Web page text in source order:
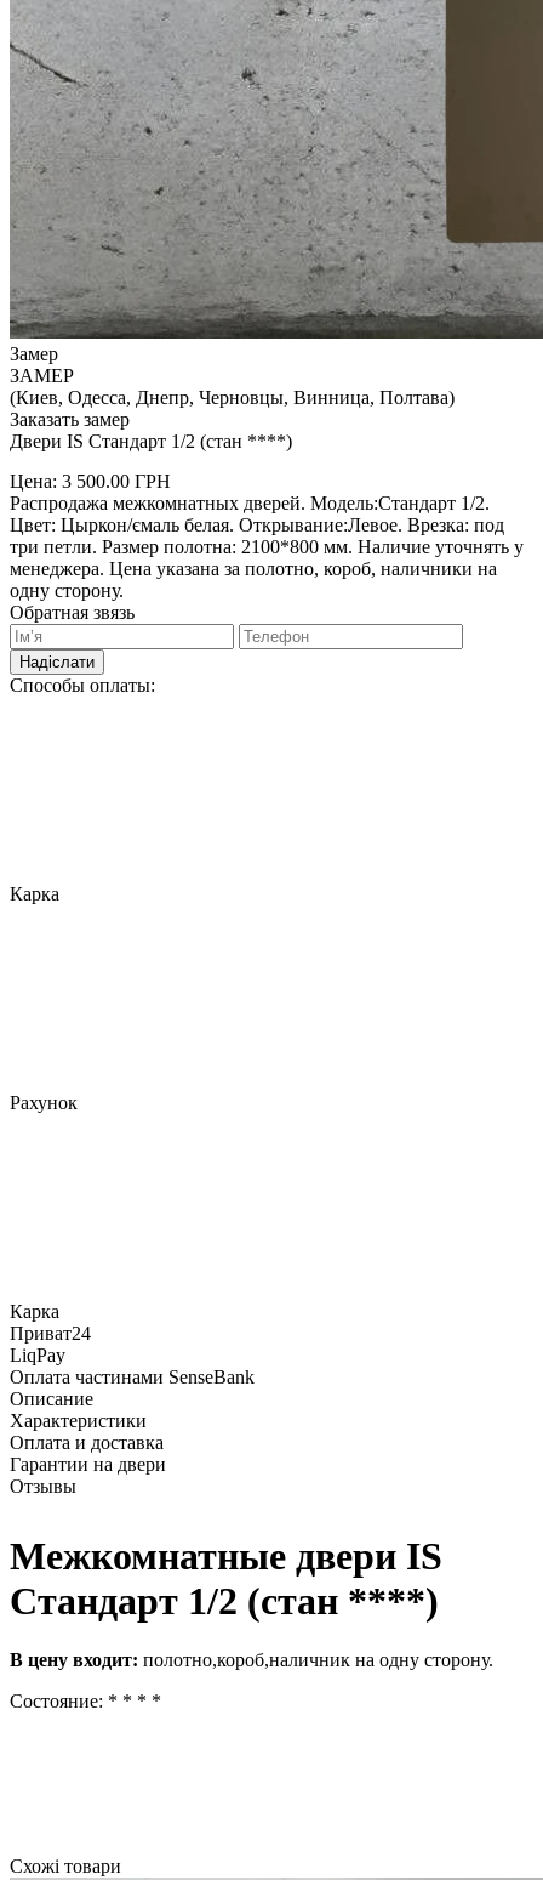
Замер
ЗАМЕР
(Киев, Одесса, Днепр, Черновцы, Винница, Полтава)
Заказать замер
Двери IS Стандарт 1/2 (стан ****)
Цена: 3 500.00 ГРН
Распродажа межкомнатных дверей. Модель:Стандарт 1/2.
Цвет: Цыркон/ємаль белая. Открывание:Левое. Врезка: под
три петли. Размер полотна: 2100*800 мм. Наличие уточнять у
менеджера. Цена указана за полотно, короб, наличники на
одну сторону.
Обратная звязь
Надіслати
Способы оплаты:
Карка
Рахунок
Карка
Приват24
LiqPay
Оплата частинами SenseBank
Описание
Характеристики
Оплата и доставка
Гарантии на двери
Отзывы
Межкомнатные двери IS
Стандарт 1/2 (стан ****)
В цену входит: полотно,короб,наличник на одну сторону.
Состояние: * * * *
Схожі товари